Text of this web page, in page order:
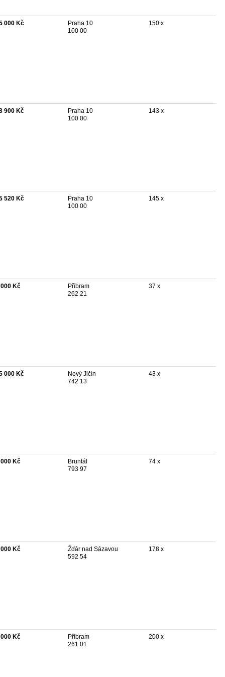
000 Kč
Praha 10
100 00
150 x
900 Kč
Praha 10
100 00
143 x
520 Kč
Praha 10
100 00
145 x
Kč
Příbram
262 21
37 x
000 Kč
Nový Jičín
742 13
43 x
Kč
Bruntál
793 97
74 x
Kč
Žďár nad Sázavou
592 54
178 x
Kč
Příbram
261 01
200 x